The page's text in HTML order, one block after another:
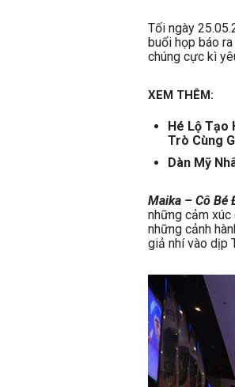
Tối ngày
buổi họp báo
chúng cực kì
XEM THÊM:
Hé Lộ Tạo
Trò Cùng
Dàn Mỹ
Maika – Cô Bé
những cảm xúc
những cảnh
giả nhí vào dịp